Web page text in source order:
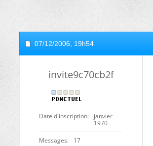
07/12/2006, 19h54
invite9c70cb2f
Date d'inscription
janvier
1970
Messages 17